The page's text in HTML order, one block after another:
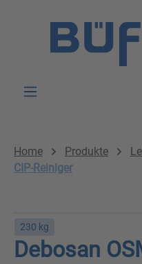
Home Produkte
CIP-Reiniger
230 kg
Debosan